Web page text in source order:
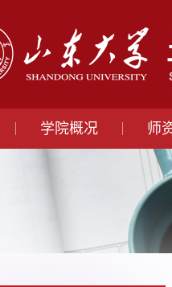
学院概况 师